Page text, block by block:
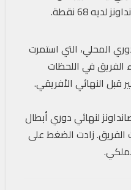
68 نقطة.
المحلي، التي استمرت
الفريق في اللحظات
قبل النهائي الأفريقي.
لنهائي دوري أبطال
الفريق. زادت الضغط على